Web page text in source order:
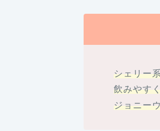
シェリー
飲みやす
ジョニー